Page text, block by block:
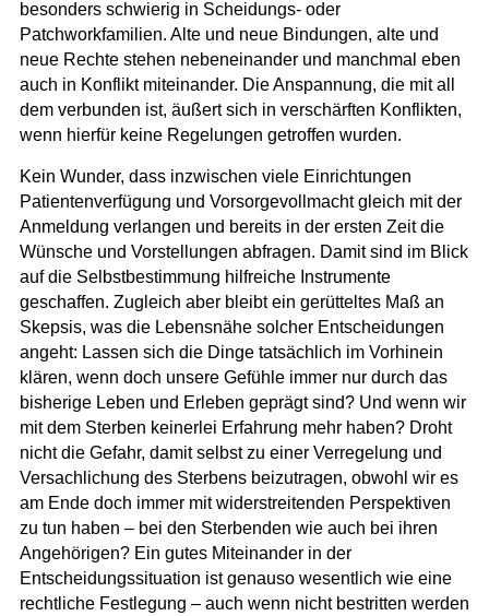
besonders schwierig in Scheidungs- oder
Patchworkfamilien. Alte und neue Bindungen, alte und
neue Rechte stehen nebeneinander und manchmal eben
auch in Konflikt miteinander. Die Anspannung, die mit all
dem verbunden ist, äußert sich in verschärften Konflikten,
wenn hierfür keine Regelungen getroffen wurden.
Kein Wunder, dass inzwischen viele Einrichtungen
Patientenverfügung und Vorsorgevollmacht gleich mit der
Anmeldung verlangen und bereits in der ersten Zeit die
Wünsche und Vorstellungen abfragen. Damit sind im Blick
auf die Selbstbestimmung hilfreiche Instrumente
geschaffen. Zugleich aber bleibt ein gerütteltes Maß an
Skepsis, was die Lebensnähe solcher Entscheidungen
angeht: Lassen sich die Dinge tatsächlich im Vorhinein
klären, wenn doch unsere Gefühle immer nur durch das
bisherige Leben und Erleben geprägt sind? Und wenn wir
mit dem Sterben keinerlei Erfahrung mehr haben? Droht
nicht die Gefahr, damit selbst zu einer Verregelung und
Versachlichung des Sterbens beizutragen, obwohl wir es
am Ende doch immer mit widerstreitenden Perspektiven
zu tun haben – bei den Sterbenden wie auch bei ihren
Angehörigen? Ein gutes Miteinander in der
Entscheidungssituation ist genauso wesentlich wie eine
rechtliche Festlegung – auch wenn nicht bestritten werden